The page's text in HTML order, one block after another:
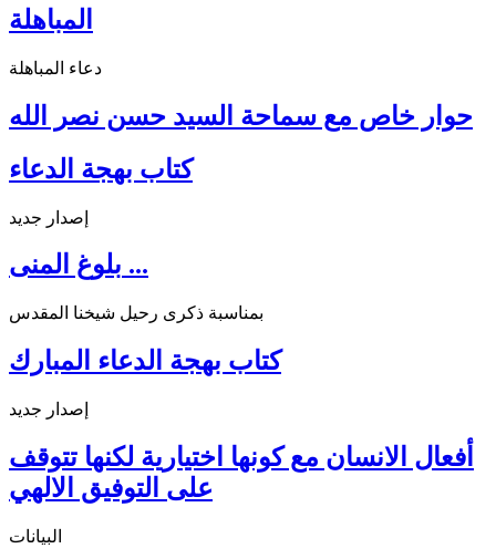
المباهلة
دعاء المباهلة
حوار خاص مع سماحة السيد حسن نصر الله
كتاب بهجة الدعاء
إصدار جديد
بلوغ المنى ...
بمناسبة ذكرى رحيل شيخنا المقدس
كتاب بهجة الدعاء المبارك
إصدار جديد
أفعال الانسان مع كونها اختيارية لكنها تتوقف
على التوفيق الالهي
البيانات